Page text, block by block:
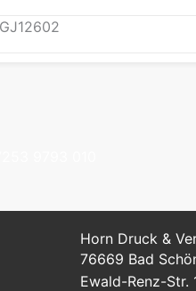
Horn Druck &
76669 Bad
Ewald-Renz-Str.